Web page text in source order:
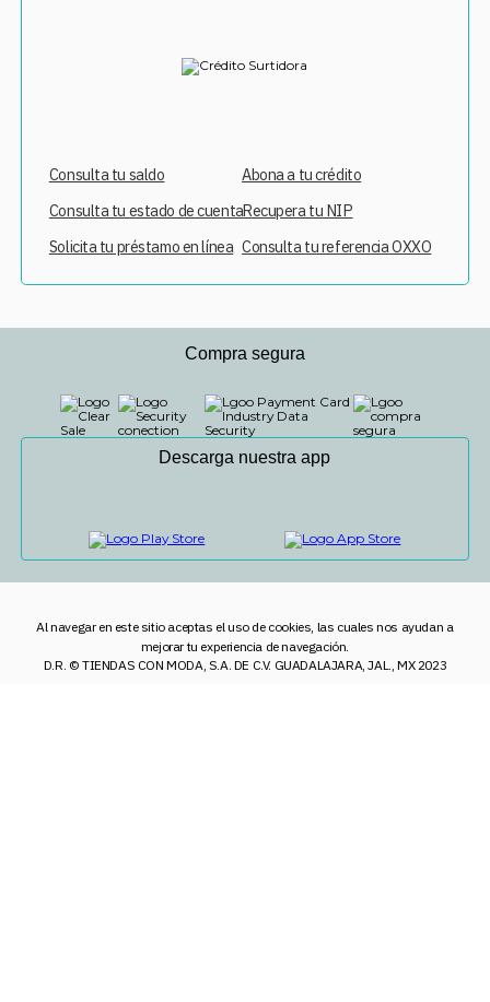
Consulta tu saldo
Consulta tu estado de cuenta
Solicita tu préstamo en línea
Abona a tu crédito
Recupera tu NIP
Consulta tu referencia OXXO
Compra segura
Descarga nuestra app
Al navegar en este sitio aceptas el uso de cookies, las cuales nos ayudan a
mejorar tu experiencia de navegación.
D.R. © TIENDAS CON MODA, S.A. DE C.V. GUADALAJARA, JAL., MX 2023